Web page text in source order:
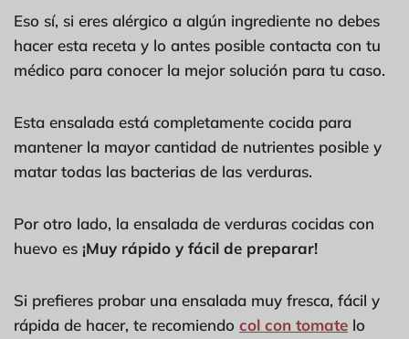
Eso sí, si eres alérgico a algún ingrediente no debes
hacer esta receta y lo antes posible contacta con tu
médico para conocer la mejor solución para tu caso.
Esta ensalada está completamente cocida para
mantener la mayor cantidad de nutrientes posible y
matar todas las bacterias de las verduras.
Por otro lado, la ensalada de verduras cocidas con
huevo es ¡Muy rápido y fácil de preparar!
Si prefieres probar una ensalada muy fresca, fácil y
rápida de hacer, te recomiendo col con tomate lo